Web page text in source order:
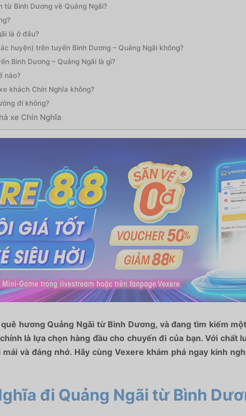
từ Bình Dương về Quảng Ngãi?
là ở đâu?
huyện) trên tuyến Bình Dương – Quảng Ngãi không?
Bình Dương – Quảng Ngãi là gì?
nào?
khách Chín Nghĩa không?
đi không?
xe Chín Nghĩa
hương Quảng Ngãi từ Bình Dương, và đang tìm kiếm
là lựa chọn hàng đầu cho chuyến đi của bạn. Với chất
và đáng nhớ. Hãy cùng Vexere khám phá ngay kinh
đi Quảng Ngãi từ Bình